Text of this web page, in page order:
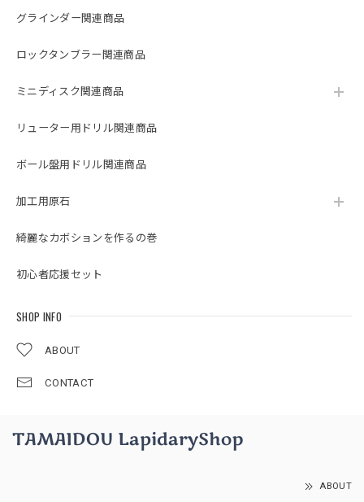
グラインダー関連商品
ロックタンブラー関連商品
ミニディスク関連商品
リューター用ドリル関連商品
ボール盤用ドリル関連商品
加工用原石
綺麗なカボションを作るの巻
初心者応援セット
SHOP INFO
ABOUT
CONTACT
ABOUT